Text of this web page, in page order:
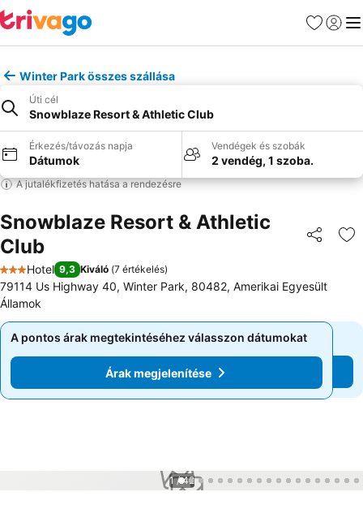
Kedvencek
Winter Park összes szállása
Úti cél
Snowblaze Resort & Athletic Club
Érkezés/távozás napja
Dátumok
Vendégek és szobák
2 vendég, 1 szoba.
A jutalékfizetés hatása a rendezésre
Snowblaze Resort & Athletic
Club
3 Kategória
Hotel 9,3 Kiváló (7 értékelés)
79114 Us Highway 40, Winter Park, 80482, Amerikai Egyesült
Államok
A pontos árak megtekintéséhez válasszon dátumokat
Árak megjelenítése
A pontos árak megtekintéséhez válasszon dátumokat
Árak megjelenítése
1 / 42